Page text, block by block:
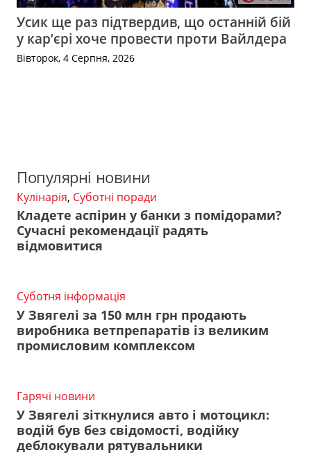
Усик ще раз підтвердив, що останній бій
у кар’єрі хоче провести проти Вайлдера
Вівторок, 4 Серпня, 2026
Популярні новини
Кулінарія, Суботні поради
Кладете аспірин у банки з помідорами?
Сучасні рекомендації радять
відмовитися
Суботня інформація
У Звягелі за 150 млн грн продають
виробника ветпрепаратів із великим
промисловим комплексом
Гарячі новини
У Звягелі зіткнулися авто і мотоцикл:
водій був без свідомості, водійку
деблокували рятувальники